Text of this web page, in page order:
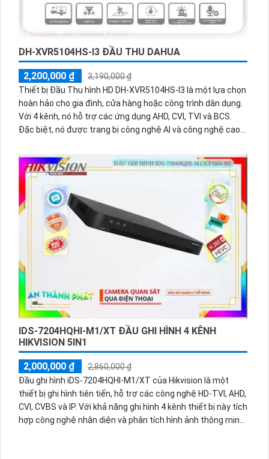
DH-XVR5104HS-I3 ĐẦU THU DAHUA
2,200,000 ₫
3,190,000 ₫
Thiết bị Đầu Thu hình HD DH-XVR5104HS-I3 là một lựa chọn
hoàn hảo cho gia đình, cửa hàng hoặc công trình dân dụng.
Với 4 kênh, nó hỗ trợ các ứng dụng AHD, CVI, TVI và BCS.
Đặc biệt, nó được trang bị công nghệ AI và công nghệ cao
Bạn cũng có thể thêm 2 camera IP để mở rộng hệ thống
giám sát. Với khả năng lưu trữ dài hơn thông qua
H.265+/H.265/H.264+/H.264, bạn hoàn toàn yên tâm về
việc lưu trữ dữ liệu.
IDS-7204HQHI-M1/XT ĐẦU GHI HÌNH 4 KÊNH
HIKVISION 5IN1
2,000,000 ₫
2,860,000 ₫
Đầu ghi hình iDS-7204HQHI-M1/XT của Hikvision là một
thiết bị ghi hình tiên tiến, hỗ trợ các công nghệ HD-TVI, AHD,
CVI, CVBS và IP. Với khả năng ghi hình 4 kênh thiết bị này tích
hợp công nghệ nhận diện và phân tích hình ảnh thông minh